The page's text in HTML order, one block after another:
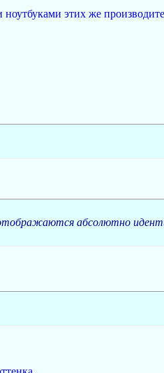
этих же
абсолютно